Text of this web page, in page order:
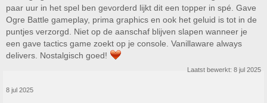
paar uur in het spel ben gevorderd lijkt dit een topper in spé. Gave
Ogre Battle gameplay, prima graphics en ook het geluid is tot in de
puntjes verzorgd. Niet op de aanschaf blijven slapen wanneer je
een gave tactics game zoekt op je console. Vanillaware always
delivers. Nostalgisch goed!
Laatst bewerkt: 8 jul 2025
8 jul 2025